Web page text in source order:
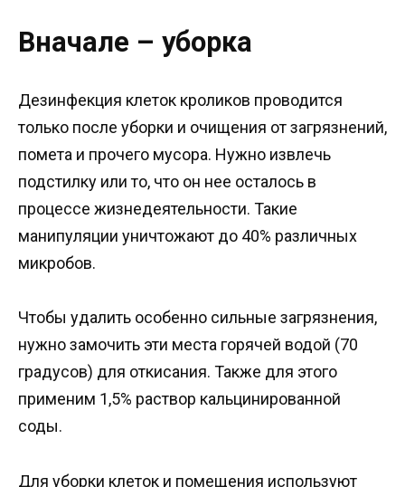
Вначале – уборка
Дезинфекция клеток кроликов проводится
только после уборки и очищения от загрязнений,
помета и прочего мусора. Нужно извлечь
подстилку или то, что он нее осталось в
процессе жизнедеятельности. Такие
манипуляции уничтожают до 40% различных
микробов.
Чтобы удалить особенно сильные загрязнения,
нужно замочить эти места горячей водой (70
градусов) для откисания. Также для этого
применим 1,5% раствор кальцинированной
соды.
Для уборки клеток и помещения используют